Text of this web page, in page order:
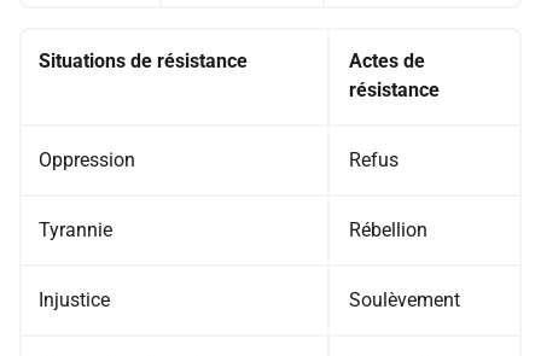
Situations de résistance
Actes de
résistance
Oppression Refus
Tyrannie Rébellion
Injustice Soulèvement